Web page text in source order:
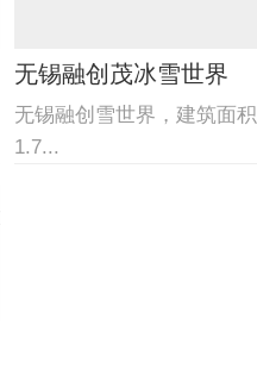
无锡融创茂冰雪世界
无锡融创雪世界，建筑面积
1.7...